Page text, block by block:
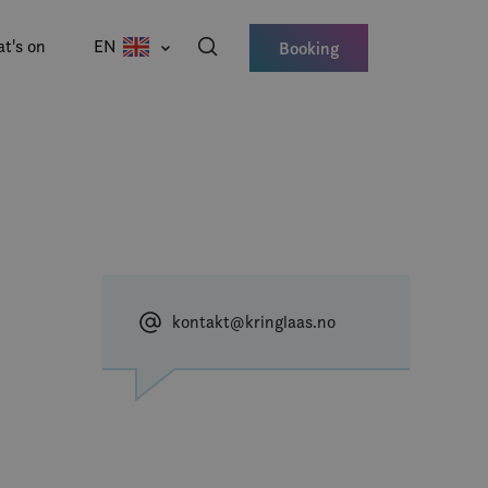
on EN Booking
kontakt@kringlaas.no